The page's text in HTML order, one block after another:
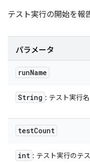
テスト実行の開始を報
パラメータ
runName
String : テスト実行名
testCount
int : テスト実行のテ